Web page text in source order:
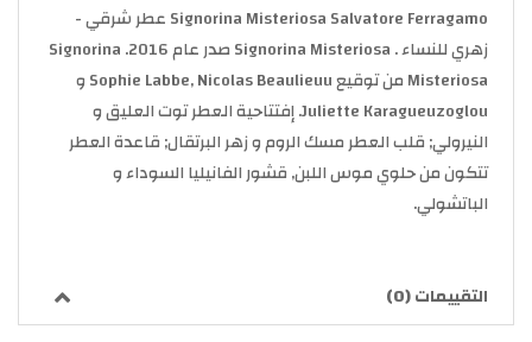
Signorina Misteriosa Salvatore Ferragamo عطر شرقي -
زهري للنساء . Signorina Misteriosa صدر عام 2016. Signorina
Misteriosa من توقيع Sophie Labbe, Nicolas Beaulieuu و
Juliette Karagueuzoglou. إفتتاحية العطر توت العليق و
النيرولي; قلب العطر مسك الروم و زهر البرتقال; قاعدة العطر
تتكون من حلوي موس اللبن, قشور الفانيليا السوداء و
الباتشولي.
التقييمات (0)